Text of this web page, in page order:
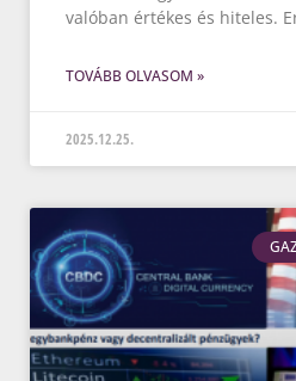
valóban értékes és hiteles.
TOVÁBB OLVASOM »
2025.12.25.